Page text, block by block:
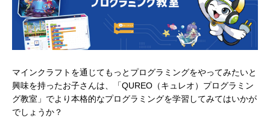
マインクラフトを通じてもっとプログラミングをやってみたいと
興味を持ったお子さんは、「QUREO（キュレオ）プログラミン
グ教室」でより本格的なプログラミングを学習してみてはいかが
でしょうか？